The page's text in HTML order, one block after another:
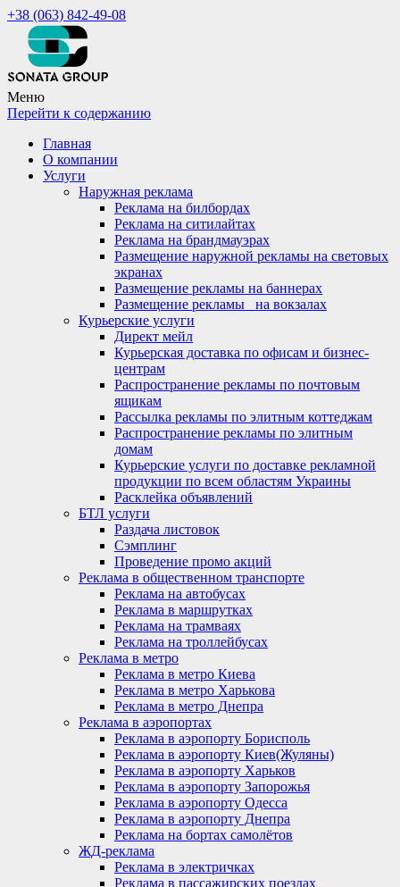
+38 (063) 842-49-08
Меню
Перейти к содержанию
Главная
О компании
Услуги
Наружная реклама
Реклама на билбордах
Реклама на ситилайтах
Реклама на брандмауэрах
Размещение наружной рекламы на световых
экранах
Размещение рекламы на баннерах
Размещение рекламы_ на вокзалах
Курьерские услуги
Директ мейл
Курьерская доставка по офисам и бизнес-
центрам
Распространение рекламы по почтовым
ящикам
Рассылка рекламы по элитным коттеджам
Распространение рекламы по элитным
домам
Курьерские услуги по доставке рекламной
продукции по всем областям Украины
Расклейка объявлений
БТЛ услуги
Раздача листовок
Сэмплинг
Проведение промо акций
Реклама в общественном транспорте
Реклама на автобусах
Реклама в маршрутках
Реклама на трамваях
Реклама на троллейбусах
Реклама в метро
Реклама в метро Киева
Реклама в метро Харькова
Реклама в метро Днепра
Реклама в аэропортах
Реклама в аэропорту Борисполь
Реклама в аэропорту Киев(Жуляны)
Реклама в аэропорту Харьков
Реклама в аэропорту Запорожья
Реклама в аэропорту Одесса
Реклама в аэропорту Днепра
Реклама на бортах самолётов
ЖД-реклама
Реклама в электричках
Реклама в пассажирских поездах